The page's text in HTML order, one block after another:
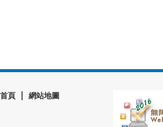
首頁 網站地圖